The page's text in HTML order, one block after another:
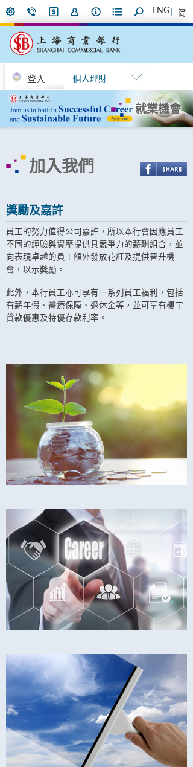
ENG 简
登入 個人理財
就業機會
加入我們
獎勵及嘉許
員工的努力值得公司嘉許，所以本行會因應員工
不同的經驗與資歷提供具競爭力的薪酬組合，並
向表現卓越的員工額外發放花紅及提供晉升機
會，以示獎勵。
此外，本行員工亦可享有一系列員工福利，包括
有薪年假、醫療保障、退休金等，並可享有樓宇
貸款優惠及特優存款利率。